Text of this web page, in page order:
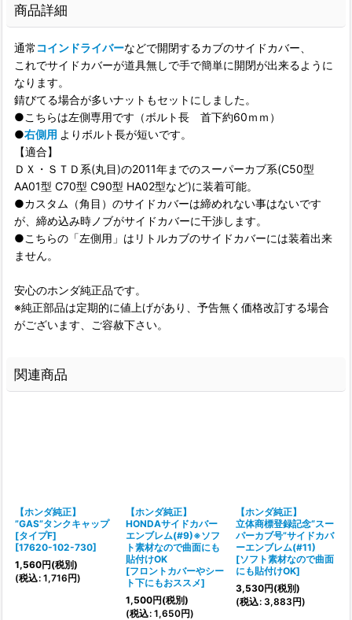
商品詳細
通常 コインドライバーなどで開閉するカブのサイドカバー、
これでサイドカバーが道具無しで手で簡単に開閉が出来るように
なります。
錆びてる場合が多いナットもセットにしました。
●こちらは左側専用です（ボルト長 首下約60ｍｍ）
●右側用 よりボルト長が短いです。
【適合】
ＤＸ・ＳＴＤ系(丸目)の2011年までのスーパーカブ系(C50型
AA01型 C70型 C90型 HA02型など)に装着可能。
●カスタム（角目）のサイドカバーは締めれない事はないです
が、締め込み時ノブがサイドカバーに干渉します。
●こちらの「左側用」はリトルカブのサイドカバーには装着出来
ません。
安心のホンダ純正品です。
※純正部品は定期的に値上げがあり、予告無く価格改訂する場合
がございます、ご容赦下さい。
関連商品
【ホンダ純正】
”GAS”タンクキャップ
[タイプF]
[17620-102-730]
1,560円(税別)
(税込: 1,716円)
【ホンダ純正】
HONDAサイドカバー
エンブレム(#9)※ソフ
ト素材なので曲面にも
貼付けOK
[フロントカバーやシー
ト下にもおススメ]
1,500円(税別)
(税込: 1,650円)
【ホンダ純正】
立体商標登録記念“スー
パーカブ号”サイドカバ
ーエンブレム(#11)
[ソフト素材なので曲面
にも貼付けOK]
3,530円(税別)
(税込: 3,883円)